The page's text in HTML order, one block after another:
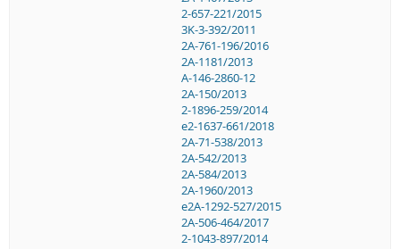
2-657-221/2015
3K-3-392/2011
2A-761-196/2016
2A-1181/2013
A-146-2860-12
2A-150/2013
2-1896-259/2014
e2-1637-661/2018
2A-71-538/2013
2A-542/2013
2A-584/2013
2A-1960/2013
e2A-1292-527/2015
2A-506-464/2017
2-1043-897/2014